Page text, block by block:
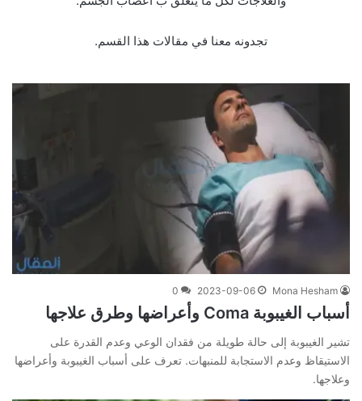
تجدونه معنا في مقالات هذا القسم.
Mona Hesham
2023-09-06
0
أسباب الغيبوبة Coma وأعراضها وطرق علاجها
تشير الغيبوبة إلى حالة طويلة من فقدان الوعي وعدم القدرة على
الاستيقاظ وعدم الاستجابة للمنبهات. تعرف على أسباب الغيبوبة وأعراضها
وعلاجها.